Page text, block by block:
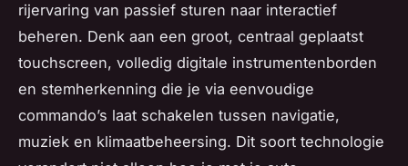
rijervaring van passief sturen naar interactief
beheren. Denk aan een groot, centraal geplaatst
touchscreen, volledig digitale instrumentenborden
en stemherkenning die je via eenvoudige
commando’s laat schakelen tussen navigatie,
muziek en klimaatbeheersing. Dit soort technologie